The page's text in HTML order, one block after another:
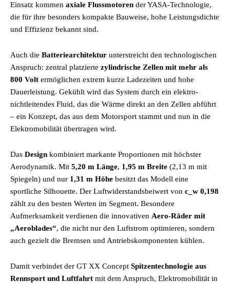
Einsatz kommen axiale Flussmotoren der YASA-Technologie,
die für ihre besonders kompakte Bauweise, hohe Leistungsdichte
und Effizienz bekannt sind.
Auch die Batteriearchitektur unterstreicht den technologischen
Anspruch: zentral platzierte zylindrische Zellen mit mehr als
800 Volt ermöglichen extrem kurze Ladezeiten und hohe
Dauerleistung. Gekühlt wird das System durch ein elektro-
nichtleitendes Fluid, das die Wärme direkt an den Zellen abführt
– ein Konzept, das aus dem Motorsport stammt und nun in die
Elektromobilität übertragen wird.
Das Design kombiniert markante Proportionen mit höchster
Aerodynamik. Mit 5,20 m Länge, 1,95 m Breite (2,13 m mit
Spiegeln) und nur 1,31 m Höhe besitzt das Modell eine
sportliche Silhouette. Der Luftwiderstandsbeiwert von c_w 0,198
zählt zu den besten Werten im Segment. Besondere
Aufmerksamkeit verdienen die innovativen Aero-Räder mit
„Aeroblades“, die nicht nur den Luftstrom optimieren, sondern
auch gezielt die Bremsen und Antriebskomponenten kühlen.
Damit verbindet der GT XX Concept Spitzentechnologie aus
Rennsport und Luftfahrt mit dem Anspruch, Elektromobilität in